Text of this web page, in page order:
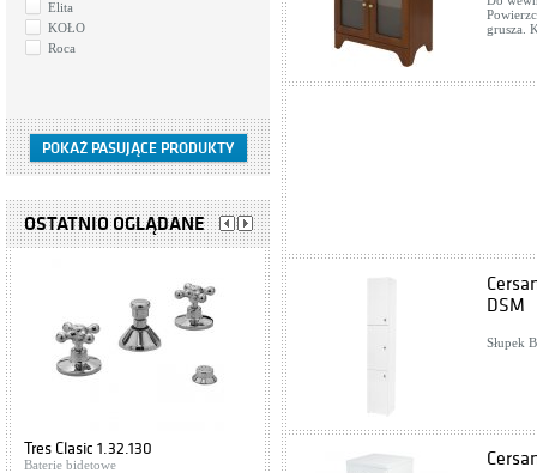
Elita
KOŁO
Roca
OSTATNIO OGLĄDANE
Tres Clasic 1.32.130
Baterie bidetowe
grusza.
DSM
Słupek